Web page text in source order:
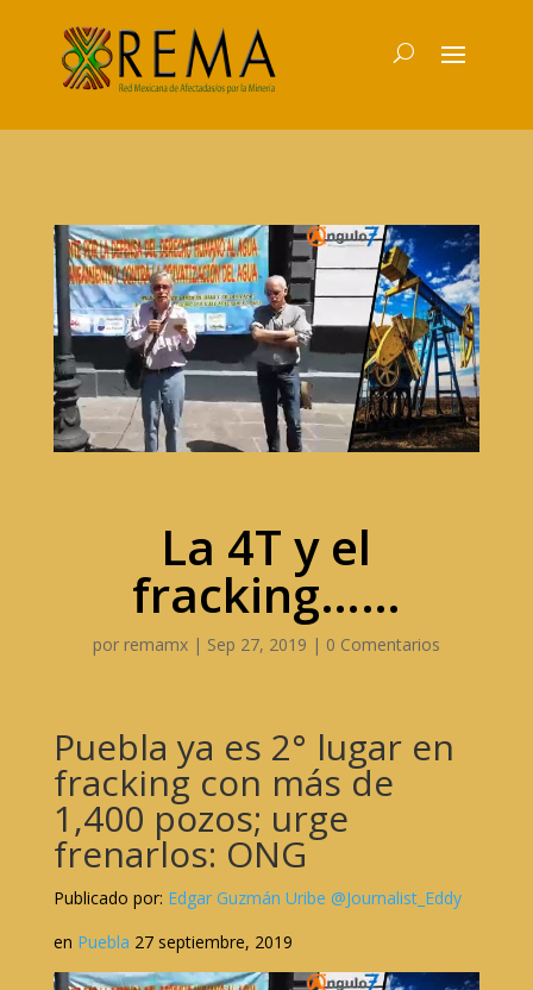
La 4T y el
fracking……
por remamx| Sep 27, 2019 | 0 Comentarios
Puebla ya es 2° lugar en
fracking con más de
1,400 pozos; urge
frenarlos: ONG
Publicado por: Edgar Guzmán Uribe @Journalist_Eddy
en Puebla 27 septiembre, 2019